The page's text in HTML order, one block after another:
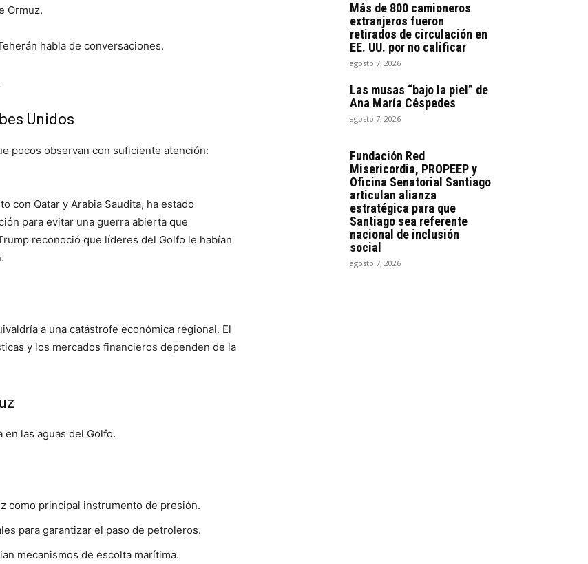
Ormuz.
habla de conversaciones.
Unidos
pocos observan con suficiente atención:
con Qatar y Arabia Saudita, ha estado
para evitar una guerra abierta que
reconoció que líderes del Golfo le habían
a una catástrofe económica regional. El
y los mercados financieros dependen de la
en las aguas del Golfo.
como principal instrumento de presión.
para garantizar el paso de petroleros.
mecanismos de escolta marítima.
Más de 800 camioneros
extranjeros fueron
retirados de circulación en
EE. UU. por no calificar
agosto 7, 2026
Las musas “bajo la piel” de
Ana María Céspedes
agosto 7, 2026
Fundación Red
Misericordia, PROPEEP y
Oficina Senatorial Santiago
articulan alianza
estratégica para que
Santiago sea referente
nacional de inclusión
social
agosto 7, 2026